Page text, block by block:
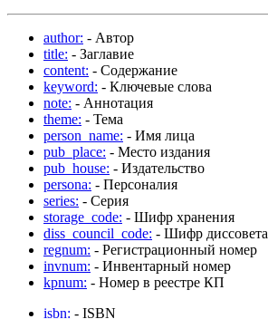
author: - Автор
title: - Заглавие
content: - Содержание
keyword: - Ключевые слова
note: - Аннотация
theme: - Тема
person_name: - Имя лица
pub_place: - Место издания
pub_house: - Издательство
persona: - Персоналия
series: - Серия
storage_code: - Шифр хранения
diss_council_code: - Шифр диссовета
regnum: - Регистрационный номер
invnum: - Инвентарный номер
kpnum: - Номер в реестре КП
isbn: - ISBN